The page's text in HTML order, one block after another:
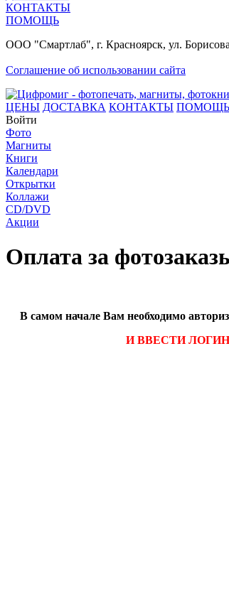
КОНТАКТЫ
ПОМОЩЬ
ООО "Смартлаб", г. Красноярск, ул.
Соглашение об использовании сайта
ЦЕНЫ ДОСТАВКА КОНТАКТЫ ПОМОЩЬ
Войти
Фото
Магниты
Книги
Календари
Открытки
Коллажи
CD/DVD
Акции
Оплата за
В самом начале Вам необходимо
И ВВЕСТИ